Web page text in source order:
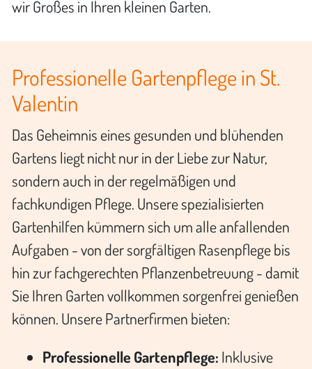
wir Großes in Ihren kleinen Garten.
Professionelle Gartenpflege in St.
Valentin
Das Geheimnis eines gesunden und blühenden
Gartens liegt nicht nur in der Liebe zur Natur,
sondern auch in der regelmäßigen und
fachkundigen Pflege. Unsere spezialisierten
Gartenhilfen kümmern sich um alle anfallenden
Aufgaben - von der sorgfältigen Rasenpflege bis
hin zur fachgerechten Pflanzenbetreuung - damit
Sie Ihren Garten vollkommen sorgenfrei genießen
können. Unsere Partnerfirmen bieten:
Professionelle Gartenpflege: Inklusive